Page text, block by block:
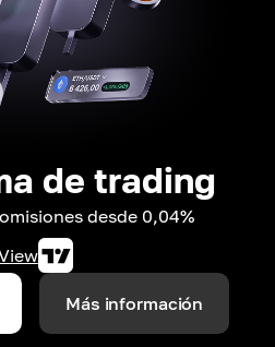
de trading
desde 0,04%
Más información